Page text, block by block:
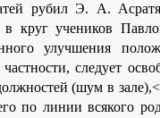
рубил Э. А.
круг учеников
улучшения
следует
(шум в
по линии всякого